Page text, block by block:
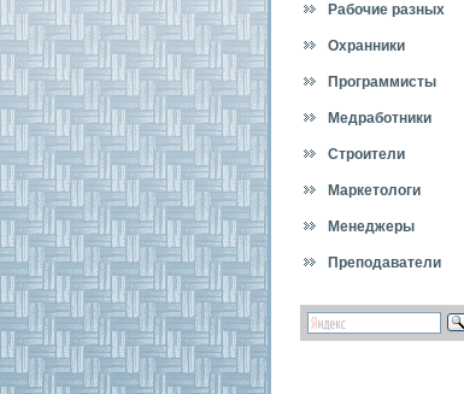
Рабочие разных
специальностей
Охранники
Программисты
Медработники
Строители
Маркетологи
Менеджеры
Преподаватели